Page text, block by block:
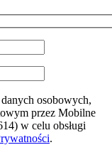
osobowych,
przez Mobilne
w celu obsługi
.